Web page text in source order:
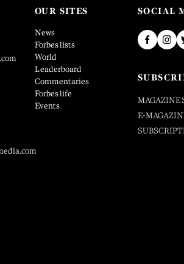
OUR SITES
News
Forbes lists
World
Leaderboard
Commentaries
Forbes life
Events
SOCIAL
MAGAZINE
E-